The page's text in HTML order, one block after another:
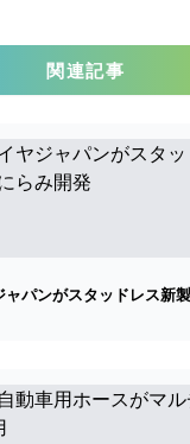
関連記事
パンがスタッドレス新